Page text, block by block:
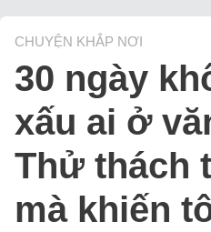
CHUYỆN KHẮP NƠI
30 ngày
xấu ai ở
Thử thách
mà khiến